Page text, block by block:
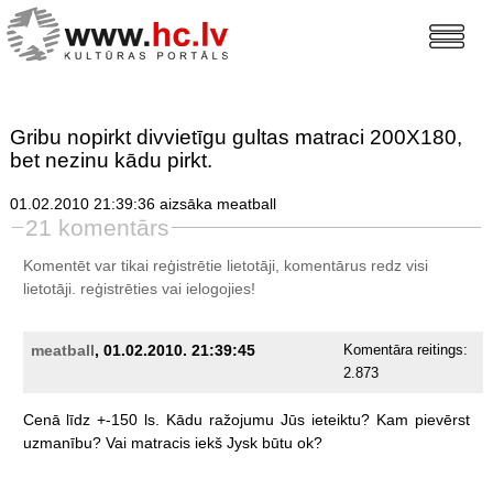
Gribu nopirkt divvietīgu gultas matraci 200X180,
bet nezinu kādu pirkt.
01.02.2010 21:39:36 aizsāka meatball
21 komentārs
Komentēt var tikai reģistrētie lietotāji, komentārus redz visi
lietotāji. reģistrētiesvai ielogojies!
meatball, 01.02.2010. 21:39:45
Komentāra reitings:
2.873
Cenā līdz +-150 ls. Kādu ražojumu Jūs ieteiktu? Kam pievērst
uzmanību? Vai matracis iekš Jysk būtu ok?